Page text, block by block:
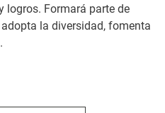
logros. Formará parte de
la diversidad, fomenta
w/d) REQ118984